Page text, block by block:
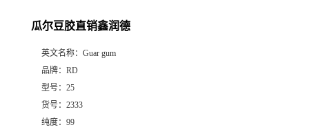
瓜尔豆胶直销鑫润德
英文名称： Guar gum
品牌： RD
型号： 25
货号： 2333
纯度： 99